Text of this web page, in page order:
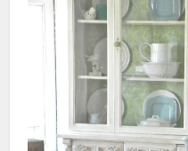
panel
panel
panel